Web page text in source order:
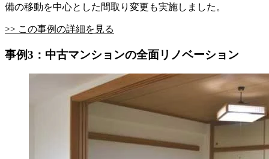
備の移動を中心とした間取り変更も実施しました。
>> この事例の詳細を見る
事例3：中古マンションの全面リノベーション